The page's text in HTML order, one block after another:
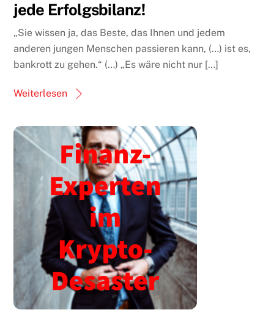
jede Erfolgsbilanz!
„Sie wissen ja, das Beste, das Ihnen und jedem
anderen jungen Menschen passieren kann, (…) ist es,
bankrott zu gehen.“ (…) „Es wäre nicht nur […]
Weiterlesen